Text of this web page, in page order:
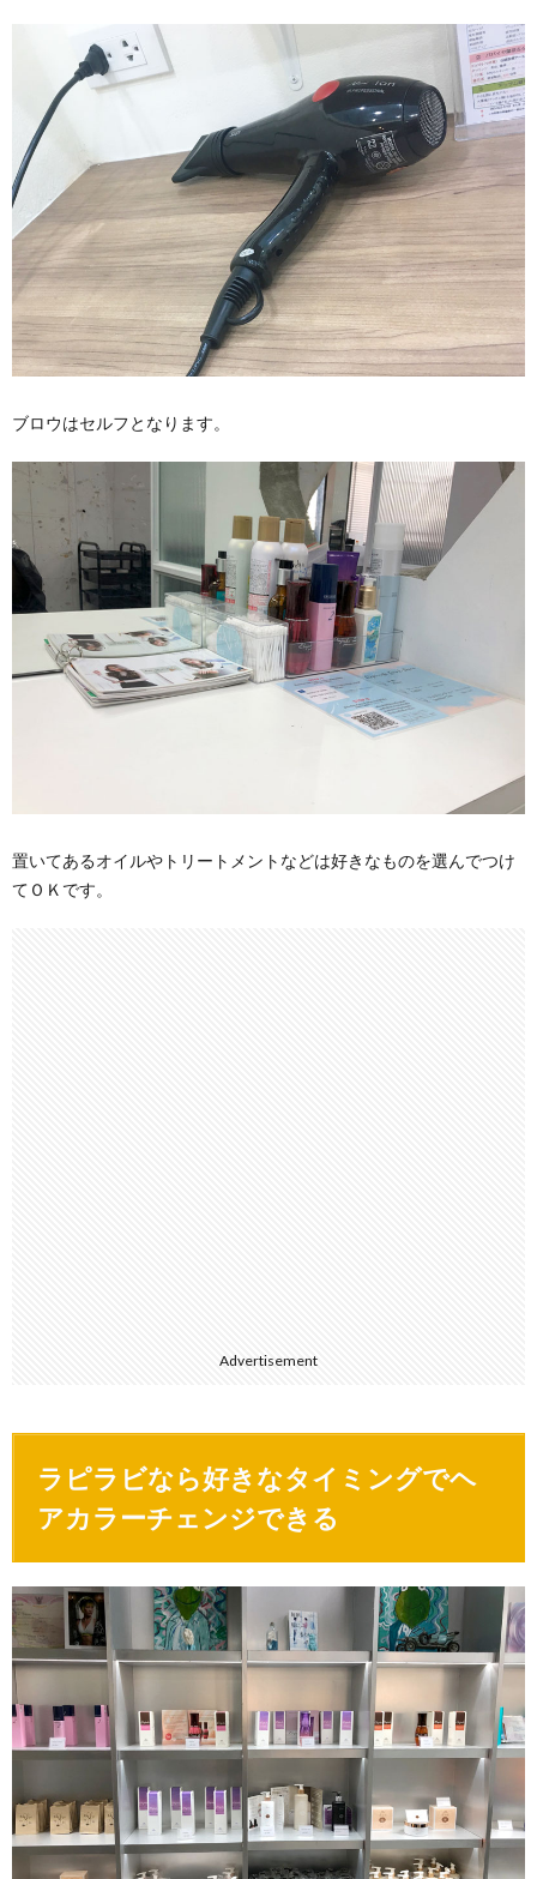
ブロウはセルフとなります。
置いてあるオイルやトリートメントなどは好きなものを選んでつけ
てＯＫです。
Advertisement
ラピラビなら好きなタイミングでヘ
アカラーチェンジできる